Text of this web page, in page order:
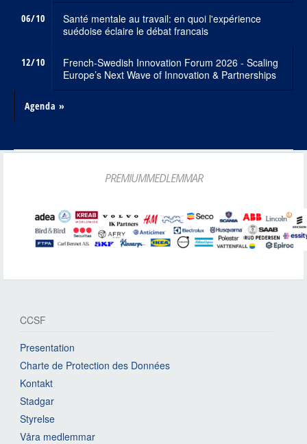
06/10
Santé mentale au travail: en quoi l'expérience
suédoise éclaire le débat francais
12/10
French-Swedish Innovation Forum 2026 - Scaling
Europe’s Next Wave of Innovation & Partnerships
Agenda »
PREMIUMMEDLEMMAR
CCSF
Presentation
Charte de Protection des Données
Kontakt
Stadgar
Styrelse
Våra medlemmar